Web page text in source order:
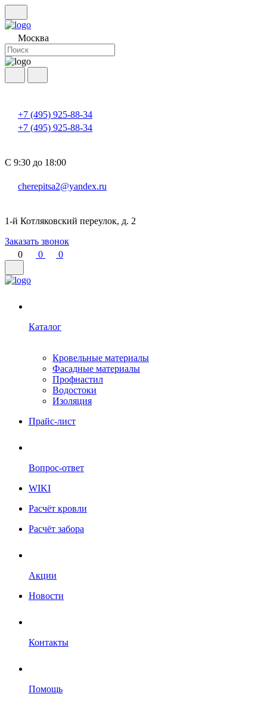
Москва
+7 (495) 925-88-34
+7 (495) 925-88-34
С 9:30 до 18:00
cherepitsa2@yandex.ru
1-й Котляковский переулок, д. 2
Заказать звонок
0
0 0
Каталог
Кровельные материалы
Фасадные материалы
Профнастил
Водостоки
Изоляция
Прайс-лист
Вопрос-ответ
WIKI
Расчёт кровли
Расчёт забора
Акции
Новости
Контакты
Помощь